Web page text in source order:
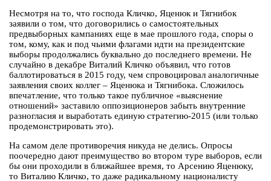
Несмотря на то, что господа Кличко, Яценюк и Тягнибок
заявили о том, что договорились о самостоятельных
предвыборных кампаниях еще в мае прошлого года, споры о
том, кому, как и под чьими флагами идти на президентские
выборы продолжались буквально до последнего времени. Не
случайно в декабре Виталий Кличко объявил, что готов
баллотироваться в 2015 году, чем спровоцировал аналогичные
заявления своих коллег – Яценюка и Тягнибока. Сложилось
впечатление, что только такое публичное «выяснение
отношений» заставило оппозиционеров забыть внутренние
разногласия и выработать единую стратегию-2015 (или только
продемонстрировать это).
На самом деле противоречия никуда не делись. Опросы
поочередно дают преимущество во втором туре выборов, если
бы они проходили в ближайшее время, то Арсению Яценюку,
то Виталию Кличко, то даже радикальному националисту